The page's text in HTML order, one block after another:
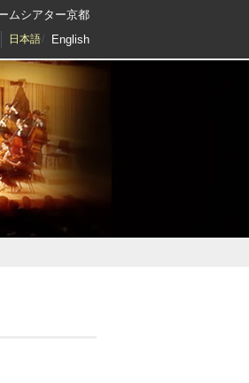
ムシアター京都
日本語 English